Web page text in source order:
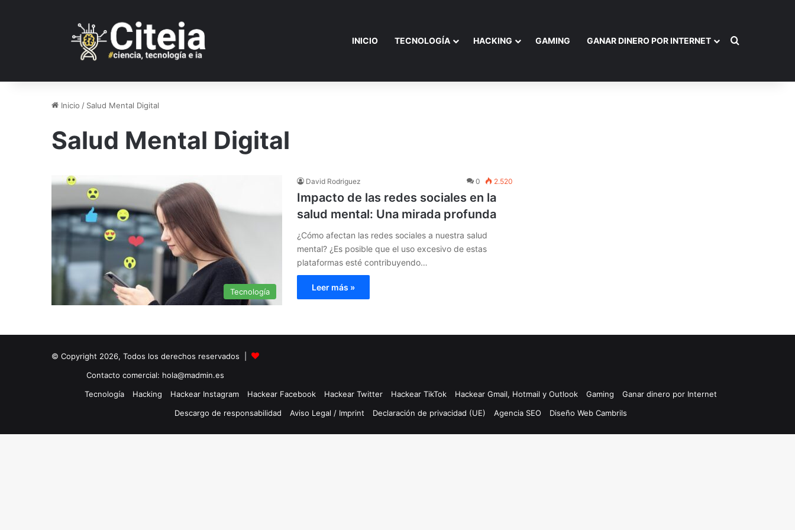
INICIO TECNOLOGÍA HACKING GAMING GANAR DINERO POR INTERNET Buscar por
Inicio / Salud Mental Digital
Salud Mental Digital
Tecnología
David Rodriguez 0 2.520
Impacto de las redes sociales en la
salud mental: Una mirada profunda
¿Cómo afectan las redes sociales a nuestra salud
mental? ¿Es posible que el uso excesivo de estas
plataformas esté contribuyendo…
Leer más »
© Copyright 2026, Todos los derechos reservados |
Contacto comercial: hola@madmin.es
Tecnología
Hacking Hackear Instagram Hackear Facebook Hackear Twitter Hackear TikTok Hackear Gmail, Hotmail y Outlook Gaming
Ganar dinero por Internet
Descargo de responsabilidad
Aviso Legal / Imprint Declaración de privacidad (UE) Agencia SEO Diseño Web Cambrils